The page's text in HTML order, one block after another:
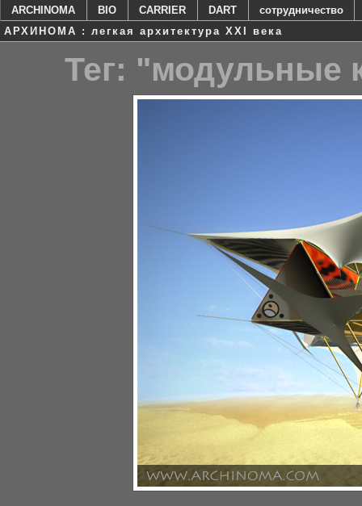
ARCHINOMA BIO CARRIER DART
сотрудничество
АРХИНОМА : легкая архитектура XXI века
Тег: "модульные